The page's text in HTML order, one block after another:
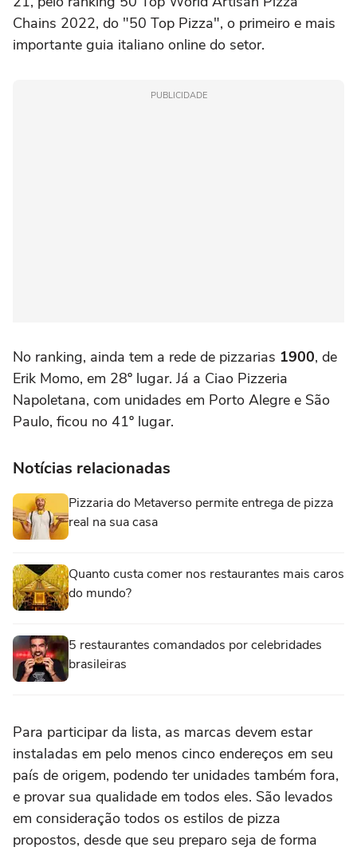
Chains 2022, do "50 Top Pizza", o primeiro e mais
importante guia italiano online do setor.
PUBLICIDADE
No ranking, ainda tem a rede de pizzarias 1900, de
Erik Momo, em 28º lugar. Já a Ciao Pizzeria
Napoletana, com unidades em Porto Alegre e São
Paulo, ficou no 41º lugar.
Notícias relacionadas
Pizzaria do Metaverso permite entrega de pizza
real na sua casa
Quanto custa comer nos restaurantes mais caros
do mundo?
5 restaurantes comandados por celebridades
brasileiras
Para participar da lista, as marcas devem estar
instaladas em pelo menos cinco endereços em seu
país de origem, podendo ter unidades também fora,
e provar sua qualidade em todos eles. São levados
em consideração todos os estilos de pizza
propostos, desde que seu preparo seja de forma